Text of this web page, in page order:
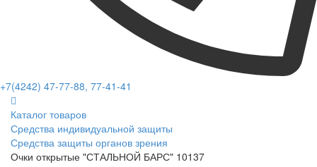
+7(4242) 47-77-88, 77-41-41
Каталог товаров
Средства индивидуальной защиты
Средства защиты органов зрения
Очки открытые "СТАЛЬНОЙ БАРС" 10137